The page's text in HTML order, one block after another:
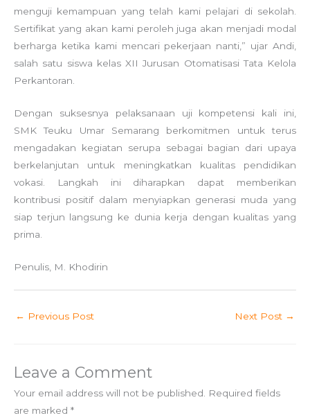
menguji kemampuan yang telah kami pelajari di sekolah.
Sertifikat yang akan kami peroleh juga akan menjadi modal
berharga ketika kami mencari pekerjaan nanti,” ujar Andi,
salah satu siswa kelas XII Jurusan Otomatisasi Tata Kelola
Perkantoran.
Dengan suksesnya pelaksanaan uji kompetensi kali ini,
SMK Teuku Umar Semarang berkomitmen untuk terus
mengadakan kegiatan serupa sebagai bagian dari upaya
berkelanjutan untuk meningkatkan kualitas pendidikan
vokasi. Langkah ini diharapkan dapat memberikan
kontribusi positif dalam menyiapkan generasi muda yang
siap terjun langsung ke dunia kerja dengan kualitas yang
prima.
Penulis, M. Khodirin
← Previous Post Next Post →
Leave a Comment
Your email address will not be published.
Required fields
are marked *